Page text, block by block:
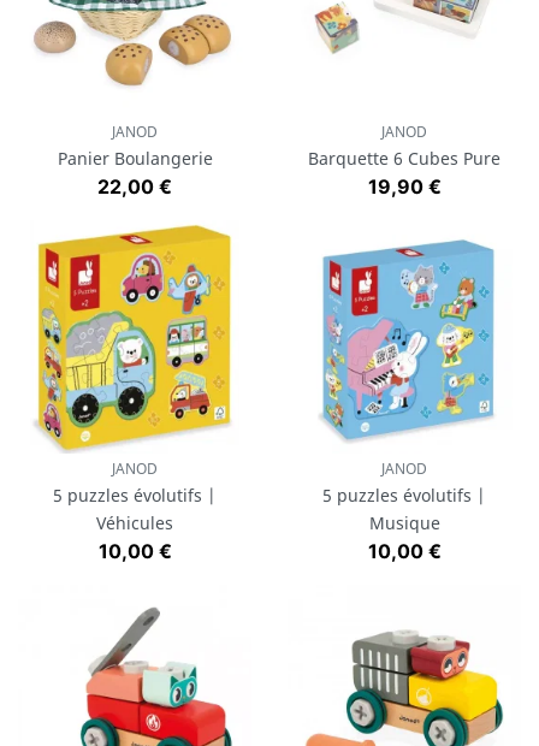
JANOD
Panier Boulangerie
Prix
22,00 €
JANOD
Barquette 6 Cubes Pure
Prix
19,90 €
JANOD
5 puzzles évolutifs |
Véhicules
Prix
10,00 €
JANOD
5 puzzles évolutifs |
Musique
Prix
10,00 €